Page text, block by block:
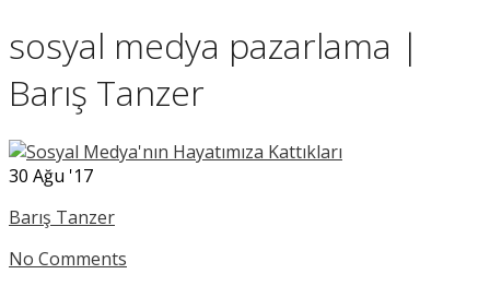
sosyal medya pazarlama |
Barış Tanzer
30 Ağu '17
Barış Tanzer
No Comments